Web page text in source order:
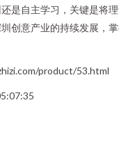
是自主学习，关键是将
创意产业的持续发展，
product/53.html